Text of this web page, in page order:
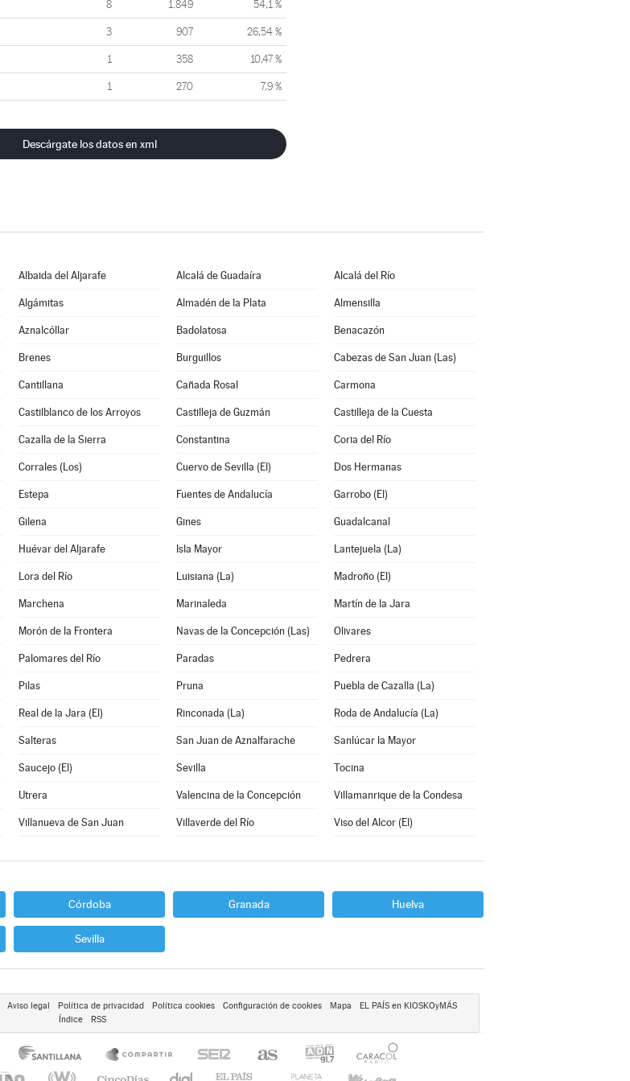
8 1.849 54,1 %
3 907 26,54 %
1 358 10,47 %
1 270 7,9 %
Descárgate los datos en xml
Albaida del Aljarafe Alcalá de Guadaíra Alcalá del Río
Algámitas Almadén de la Plata Almensilla
Aznalcóllar Badolatosa Benacazón
Brenes Burguillos Cabezas de San Juan (Las)
Cantillana Cañada Rosal Carmona
Castilblanco de los Arroyos Castilleja de Guzmán Castilleja de la Cuesta
Cazalla de la Sierra Constantina Coria del Río
Corrales (Los) Cuervo de Sevilla (El) Dos Hermanas
Estepa Fuentes de Andalucía Garrobo (El)
Gilena Gines Guadalcanal
Huévar del Aljarafe Isla Mayor Lantejuela (La)
Lora del Río Luisiana (La) Madroño (El)
Marchena Marinaleda Martín de la Jara
Morón de la Frontera Navas de la Concepción (Las) Olivares
Palomares del Río Paradas Pedrera
Pilas Pruna Puebla de Cazalla (La)
Real de la Jara (El) Rinconada (La) Roda de Andalucía (La)
Salteras San Juan de Aznalfarache Sanlúcar la Mayor
Saucejo (El) Sevilla Tocina
Utrera Valencina de la Concepción Villamanrique de la Condesa
Villanueva de San Juan Villaverde del Río Viso del Alcor (El)
Córdoba Granada Huelva
Sevilla
Aviso legal Política de privacidad Política cookies Configuración de cookies Mapa
EL PAÍS en KIOSKOyMÁS
Índice
RSS